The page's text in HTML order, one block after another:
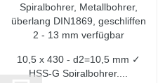
10,5 x 430 - d2=10,5 mm ✓
HSS-G Spiralbohrer,...